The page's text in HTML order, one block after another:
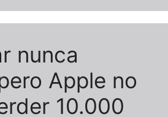
nunca
Apple no
10.000